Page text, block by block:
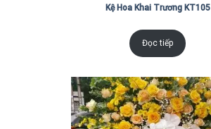
Kệ Hoa Khai Trương KT105
Đọc tiếp